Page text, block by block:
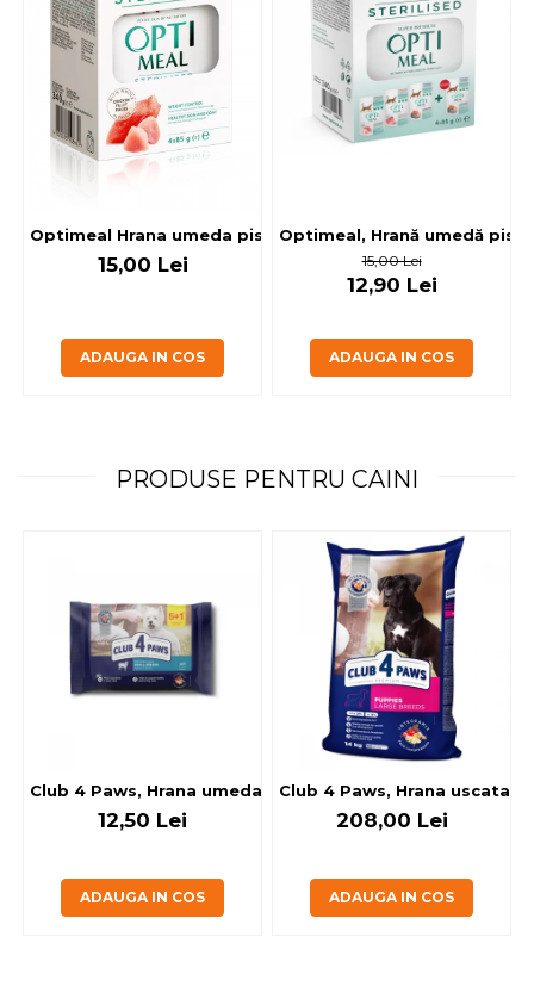
Optimeal Hrana umeda pisici
15,00 Lei
ADAUGA IN COS
Optimeal, Hrană umedă
15,00 Lei
12,90 Lei
ADAUGA IN COS
PRODUSE PENTRU CAINI
Club 4 Paws, Hrana umeda caini - cu miel, set 5+1, 6x80 g
12,50 Lei
ADAUGA IN COS
Club 4 Paws, Hrana uscata
208,00 Lei
ADAUGA IN COS